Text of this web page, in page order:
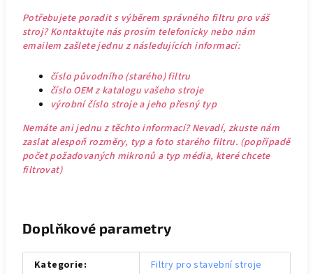
Potřebujete poradit s výběrem správného filtru pro váš
stroj? Kontaktujte nás prosím telefonicky nebo nám
emailem zašlete jednu z následujících informací:
číslo původního (starého) filtru
číslo OEM z katalogu vašeho stroje
výrobní číslo stroje a jeho přesný typ
Nemáte ani jednu z těchto informací? Nevadí, zkuste nám
zaslat alespoň rozměry, typ a foto starého filtru. (popřípadě
počet požadovaných mikronů a typ média, které chcete
filtrovat)
Doplňkové parametry
Kategorie:
Filtry pro stavební stroje